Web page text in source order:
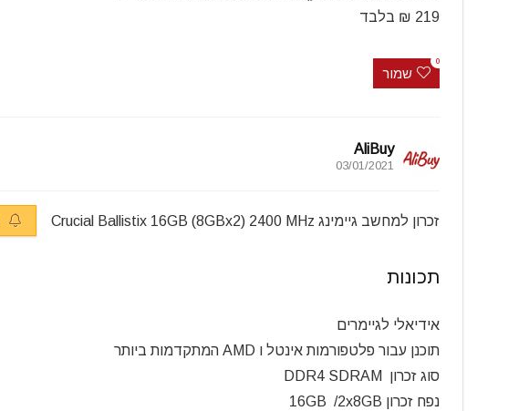
219 ₪ בלבד
שמור
0
AliBuy
03/01/2021
זכרון למחשב גיימינג Crucial Ballistix 16GB (8GBx2) 2400 MHz
תכונות
אידיאלי לגיימרים
תוכנן עבור פלטפורמות אינטל ו AMD המתקדמות ביותר
סוג זכרון DDR4 SDRAM
נפח זכרון 16GB /2x8GB